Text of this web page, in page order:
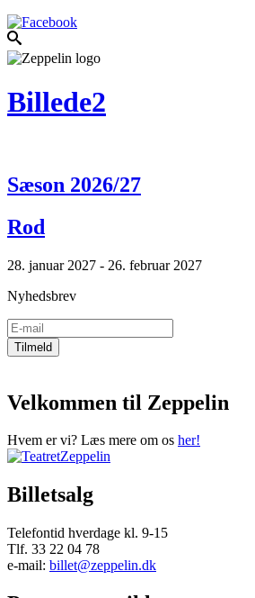
Billede2
Sæson 2026/27
Rod
28. januar 2027 - 26. februar 2027
Nyhedsbrev
Velkommen til Zeppelin
Hvem er vi? Læs mere om os her!
Billetsalg
Telefontid hverdage kl. 9-15
Tlf. 33 22 04 78
e-mail: billet@zeppelin.dk